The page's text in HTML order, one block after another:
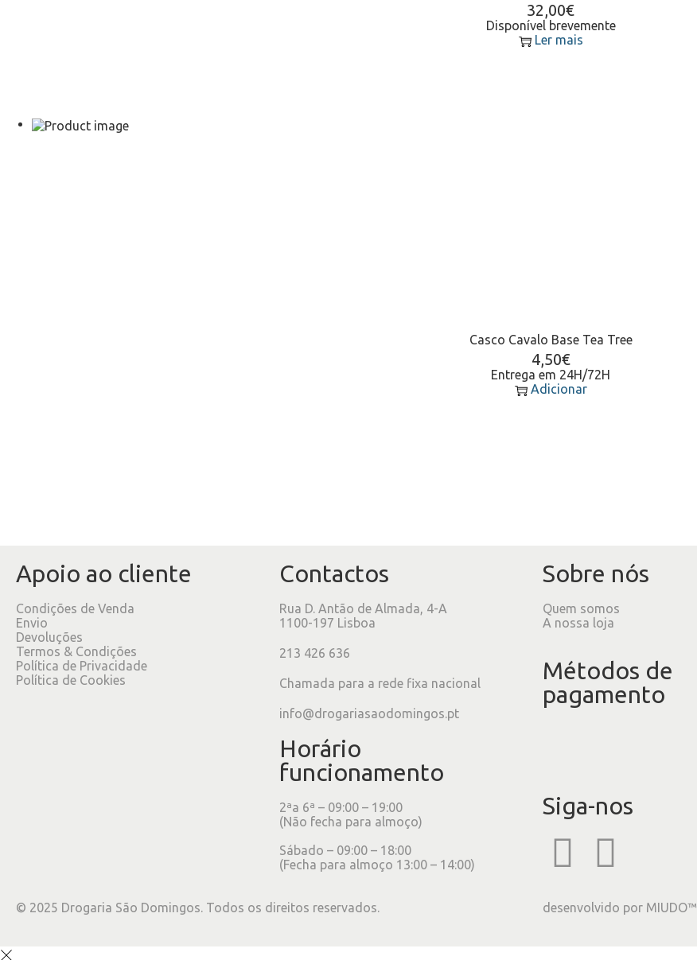
32,00€
Disponível brevemente
Ler mais
Casco Cavalo Base Tea Tree
4,50€
Entrega em 24H/72H
Adicionar
Apoio ao cliente
Condições de Venda
Envio
Devoluções
Termos & Condições
Política de Privacidade
Política de Cookies
Contactos
Rua D. Antão de Almada, 4-A
1100-197 Lisboa
213 426 636
Chamada para a rede fixa nacional
info@drogariasaodomingos.pt
Horário
funcionamento
2ªa 6ª – 09:00 – 19:00
(Não fecha para almoço)
Sábado – 09:00 – 18:00
(Fecha para almoço 13:00 – 14:00)
Sobre nós
Quem somos
A nossa loja
Métodos de
pagamento
Siga-nos
© 2025 Drogaria São Domingos. Todos os direitos reservados. desenvolvido por MIUDO™